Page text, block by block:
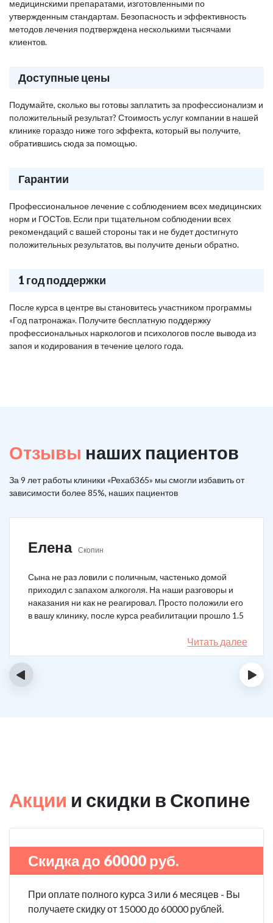
медицинскими препаратами, изготовленными по
утвержденным стандартам. Безопасность и эффективность
методов лечения подтверждена несколькими тысячами
клиентов.
Доступные цены
Подумайте, сколько вы готовы заплатить за профессионализм и
положительный результат? Стоимость услуг компании в нашей
клинике гораздо ниже того эффекта, который вы получите,
обратившись сюда за помощью.
Гарантии
Профессиональное лечение с соблюдением всех медицинских
норм и ГОСТов. Если при тщательном соблюдении всех
рекомендаций с вашей стороны так и не будет достигнуто
положительных результатов, вы получите деньги обратно.
1 год поддержки
После курса в центре вы становитесь участником программы
«Год патронажа». Получите бесплатную поддержку
профессиональных наркологов и психологов после вывода из
запоя и кодирования в течение целого года.
Отзывы наших пациентов
За 9 лет работы клиники «Рехаб365» мы смогли избавить от
зависимости более 85%, наших пациентов
Елена Скопин
Сына не раз ловили с поличным, частенько домой
приходил с запахом алкоголя. На наши разговоры и
наказания ни как не реагировал. Просто положили его
в вашу клинику, после курса реабилитации прошло 1.5
Читать далее
‹ ›
Акции и скидки в Скопине
Скидка до 60000 руб.
При оплате полного курса 3 или 6 месяцев - Вы
получаете скидку от 15000 до 60000 рублей.